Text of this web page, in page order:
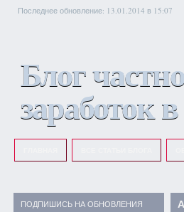
Последнее обновление: 13.01.2014 в 15:07
Блог
заработок
ПОДПИШИСЬ НА ОБНОВЛЕНИЯ